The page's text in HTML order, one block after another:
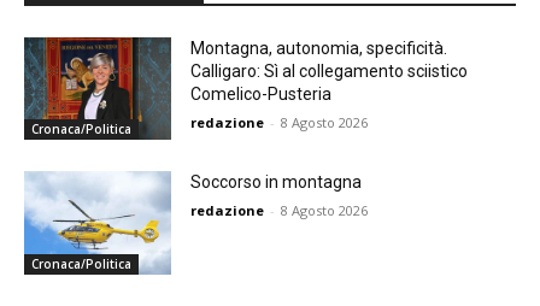
Cronaca/Politica
Montagna, autonomia, specificità.
Calligaro: Sì al collegamento sciistico
Comelico-Pusteria
redazione - 8 Agosto 2026
Cronaca/Politica
Soccorso in montagna
redazione - 8 Agosto 2026